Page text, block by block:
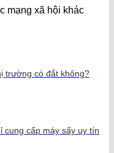
mạng xã hội khác
trường có đắt không?
cung cấp máy sấy uy tín